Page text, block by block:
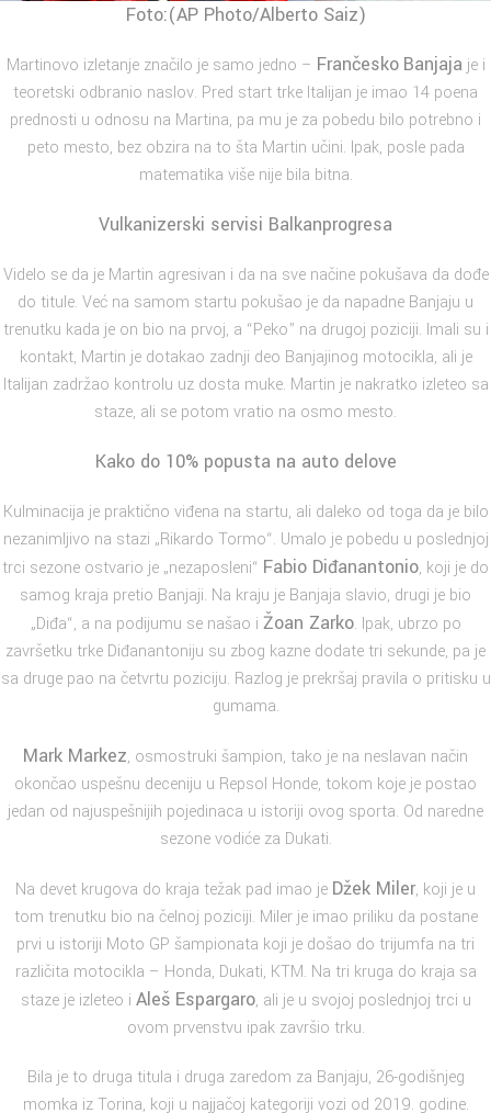
Foto:(AP Photo/Alberto Saiz)
Martinovo izletanje značilo je samo jedno – Frančesko Banjaja je i
teoretski odbranio naslov. Pred start trke Italijan je imao 14 poena
prednosti u odnosu na Martina, pa mu je za pobedu bilo potrebno i
peto mesto, bez obzira na to šta Martin učini. Ipak, posle pada
matematika više nije bila bitna.
Vulkanizerski servisi Balkanprogresa
Videlo se da je Martin agresivan i da na sve načine pokušava da dođe
do titule. Već na samom startu pokušao je da napadne Banjaju u
trenutku kada je on bio na prvoj, a “Peko” na drugoj poziciji. Imali su i
kontakt, Martin je dotakao zadnji deo Banjajinog motocikla, ali je
Italijan zadržao kontrolu uz dosta muke. Martin je nakratko izleteo sa
staze, ali se potom vratio na osmo mesto.
Kako do 10% popusta na auto delove
Kulminacija je praktično viđena na startu, ali daleko od toga da je bilo
nezanimljivo na stazi „Rikardo Tormo“. Umalo je pobedu u poslednjoj
trci sezone ostvario je „nezaposleni“ Fabio Diđanantonio, koji je do
samog kraja pretio Banjaji. Na kraju je Banjaja slavio, drugi je bio
„Diđa“, a na podijumu se našao i Žoan Zarko. Ipak, ubrzo po
završetku trke Diđanantoniju su zbog kazne dodate tri sekunde, pa je
sa druge pao na četvrtu poziciju. Razlog je prekršaj pravila o pritisku u
gumama.
Mark Markez, osmostruki šampion, tako je na neslavan način
okončao uspešnu deceniju u Repsol Honde, tokom koje je postao
jedan od najuspešnijih pojedinaca u istoriji ovog sporta. Od naredne
sezone vodiće za Dukati.
Na devet krugova do kraja težak pad imao je Džek Miler, koji je u
tom trenutku bio na čelnoj poziciji. Miler je imao priliku da postane
prvi u istoriji Moto GP šampionata koji je došao do trijumfa na tri
različita motocikla – Honda, Dukati, KTM. Na tri kruga do kraja sa
staze je izleteo i Aleš Espargaro, ali je u svojoj poslednjoj trci u
ovom prvenstvu ipak završio trku.
Bila je to druga titula i druga zaredom za Banjaju, 26-godišnjeg
momka iz Torina, koji u najjačoj kategoriji vozi od 2019. godine.